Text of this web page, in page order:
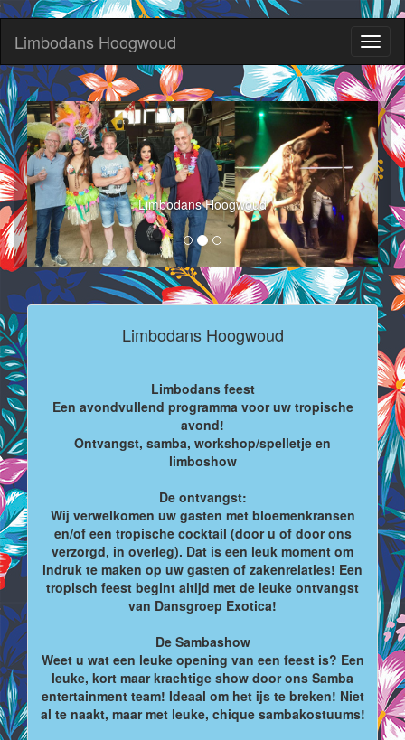
Limbodans Hoogwoud
Limbodans Hoogwoud
Limbodans Hoogwoud
Limbodans feest
Een avondvullend programma voor uw tropische
avond!
Ontvangst, samba, workshop/spelletje en
limboshow
De ontvangst:
Wij verwelkomen uw gasten met bloemenkransen
en/of een tropische cocktail (door u of door ons
verzorgd, in overleg). Dat is een leuk moment om
indruk te maken op uw gasten of zakenrelaties! Een
tropisch feest begint altijd met de leuke ontvangst
van Dansgroep Exotica!
De Sambashow
Weet u wat een leuke opening van een feest is? Een
leuke, kort maar krachtige show door ons Samba
entertainment team! Ideaal om het ijs te breken! Niet
al te naakt, maar met leuke, chique sambakostuums!